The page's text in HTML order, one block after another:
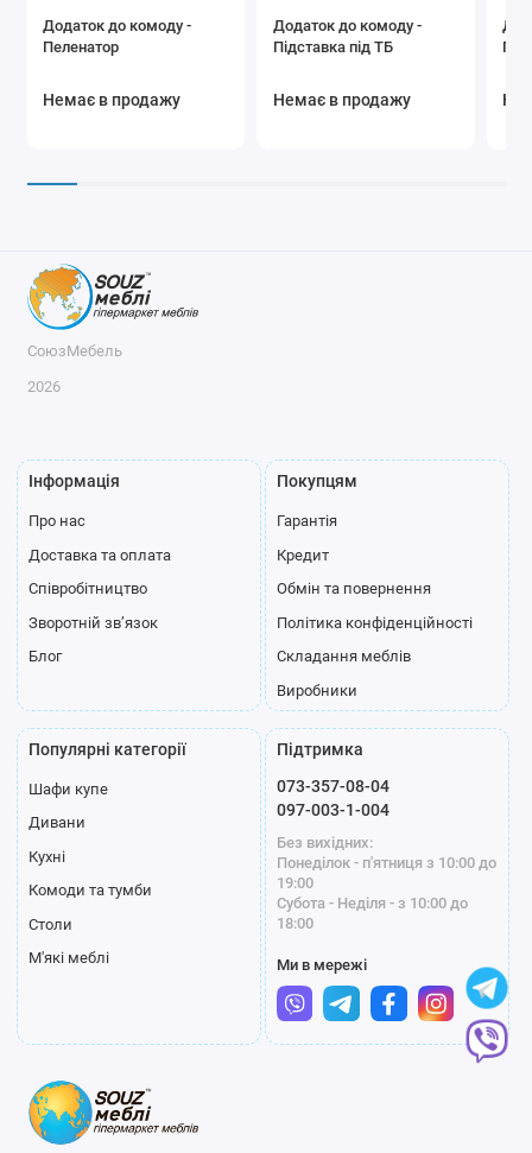
Додаток до комоду -
Пеленатор
Немає в продажу
Додаток до комоду -
Підставка під ТБ
Немає в продажу
СоюзМебель
2026
Інформація
Про нас
Доставка та оплата
Співробітництво
Зворотній зв’язок
Блог
Покупцям
Гарантія
Кредит
Обмін та повернення
Політика конфіденційності
Складання меблів
Виробники
Популярні категорії
Шафи купе
Дивани
Кухні
Комоди та тумби
Столи
М'які меблі
Підтримка
073-357-08-04
097-003-1-004
Без вихідних:
Понеділок - п'ятниця з 10:00 до
19:00
Субота - Неділя - з 10:00 до
18:00
Ми в мережі